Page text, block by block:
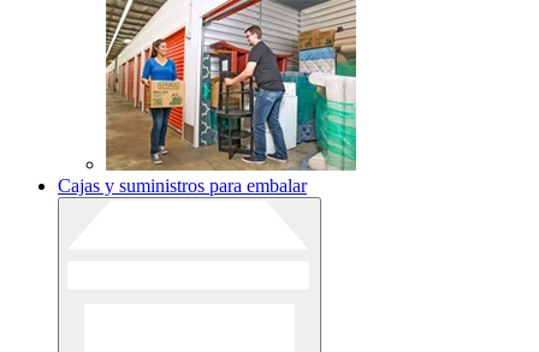
Cajas y suministros para embalar